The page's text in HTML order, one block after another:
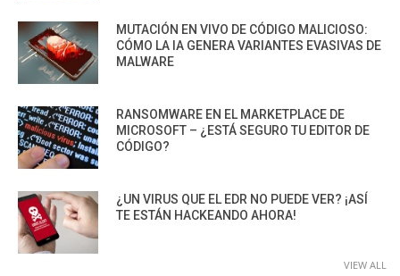
MUTACIÓN EN VIVO DE CÓDIGO MALICIOSO:
CÓMO LA IA GENERA VARIANTES EVASIVAS DE
MALWARE
RANSOMWARE EN EL MARKETPLACE DE
MICROSOFT – ¿ESTÁ SEGURO TU EDITOR DE
CÓDIGO?
¿UN VIRUS QUE EL EDR NO PUEDE VER? ¡ASÍ
TE ESTÁN HACKEANDO AHORA!
VIEW ALL